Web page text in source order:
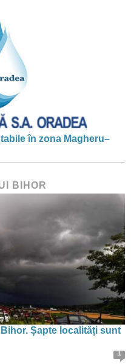
în zona Magheru–
BIHOR
Șapte localități sunt
1